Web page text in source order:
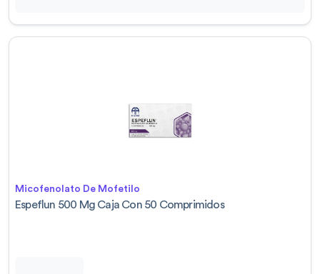
Micofenolato De Mofetilo
Espeflun 500 Mg Caja Con 50 Comprimidos